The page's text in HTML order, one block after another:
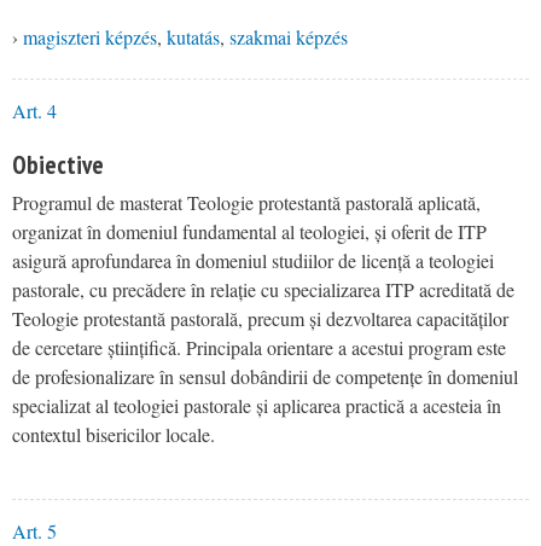
› magiszteri képzés, kutatás, szakmai képzés
Art. 4
Obiective
Programul de masterat Teologie protestantă pastorală aplicată,
organizat în domeniul fundamental al teologiei, și oferit de ITP
asigură aprofundarea în domeniul studiilor de licență a teologiei
pastorale, cu precădere în relație cu specializarea ITP acreditată de
Teologie protestantă pastorală, precum și dezvoltarea capacităților
de cercetare științifică. Principala orientare a acestui program este
de profesionalizare în sensul dobândirii de competențe în domeniul
specializat al teologiei pastorale și aplicarea practică a acesteia în
contextul bisericilor locale.
Art. 5